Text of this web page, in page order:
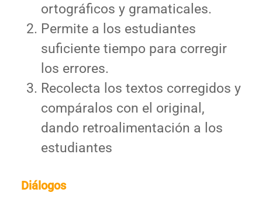
ortográficos y gramaticales.
Permite a los estudiantes
suficiente tiempo para corregir
los errores.
Recolecta los textos corregidos y
compáralos con el original,
dando retroalimentación a los
estudiantes
Diálogos